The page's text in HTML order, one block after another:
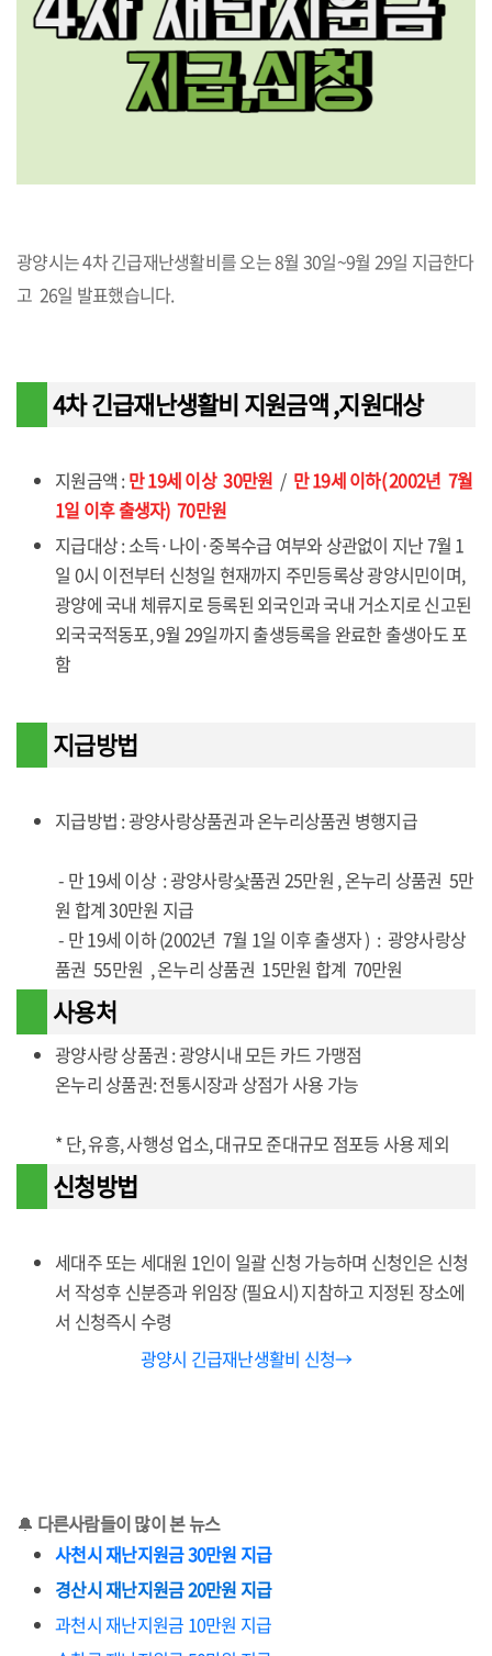
광양시는 4차 긴급재난생활비를 오는 8월 30일~9월 29일 지급한다
고 26일 발표했습니다.
4차 긴급재난생활비 지원금액 ,지원대상
지원금액 :만 19세 이상 30만원 / 만 19세 이하( 2002년 7월
1일 이후 출생자) 70만원
지급대상 :소득·나이·중복수급 여부와 상관없이 지난 7월 1
일 0시 이전부터 신청일 현재까지 주민등록상 광양시민이며,
광양에 국내 체류지로 등록된 외국인과 국내 거소지로 신고된
외국국적동포, 9월 29일까지 출생등록을 완료한 출생아도 포
함
지급방법
지급방법 : 광양사랑상품권과 온누리상품권 병행지급
- 만 19세 이상 : 광양사랑샃품권 25만원 , 온누리 상품권 5만
원 합계 30만원 지급
- 만 19세 이하 (2002년 7월 1일 이후 출생자 ) : 광양사랑상
품권 55만원 , 온누리 상품권 15만원 합계 70만원
사용처
광양사랑 상품권 : 광양시내 모든 카드 가맹점
온누리 상품권: 전통시장과 상점가 사용 가능
* 단, 유흥, 사행성 업소, 대규모 준대규모 점포등 사용 제외
신청방법
세대주 또는 세대원 1인이 일괄 신청 가능하며 신청인은 신청
서 작성후 신분증과 위임장 (필요시) 지참하고 지정된 장소에
서 신청즉시 수령
광양시 긴급재난생활비 신청→
🔔 다른사람들이 많이 본 뉴스
사천시 재난지원금 30만원 지급
경산시 재난지원금 20만원 지급
과천시 재난지원금 10만원 지급